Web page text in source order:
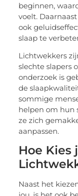
beginnen,
voelt.
ook
slaap te
Lichtwekkers
slechte slapers
onderzoek is
de
sommige
helpen om hun
ze zich
aanpassen.
Hoe Kies
Naast het